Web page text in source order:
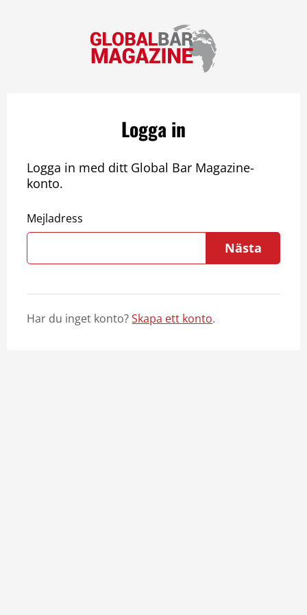
Logga in
Logga in med ditt Global Bar Magazine-
konto.
Mejladress
Nästa
Har du inget konto?Skapa ett konto.